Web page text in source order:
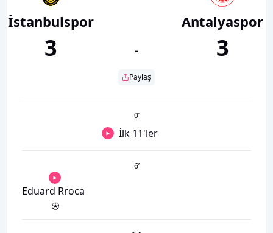
İstanbulspor
3 -
Paylaş
Antalyaspor
3
0’
İlk 11'ler
6’
Eduard Rroca